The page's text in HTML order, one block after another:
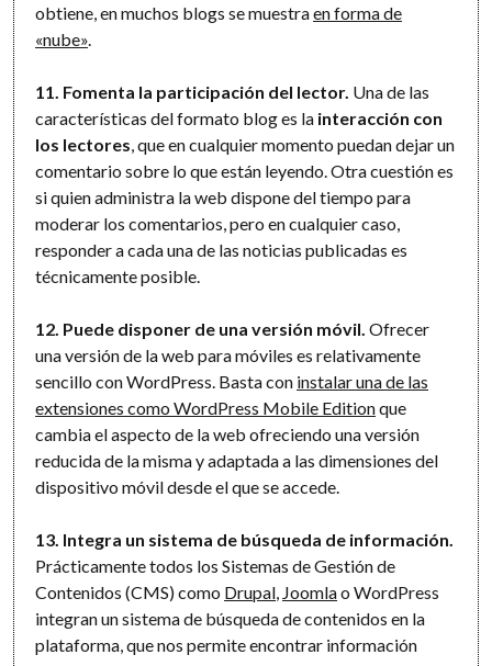
obtiene, en muchos blogs se muestraen forma de
«nube»
11. Fomenta la participación del lector. Una de las
características del formato blog es la interacción con
los lectores , que en cualquier momento puedan dejar un
comentario sobre lo que están leyendo. Otra cuestión es
si quien administra la web dispone del tiempo para
moderar los comentarios, pero en cualquier caso,
responder a cada una de las noticias publicadas es
técnicamente posible.
12. Puede disponer de una versión móvil. Ofrecer
una versión de la web para móviles es relativamente
sencillo con WordPress. Basta con instalar una de las
extensiones como WordPress Mobile Editionque
cambia el aspecto de la web ofreciendo una versión
reducida de la misma y adaptada a las dimensiones del
dispositivo móvil desde el que se accede.
13. Integra un sistema de búsqueda de información.
Prácticamente todos los Sistemas de Gestión de
Contenidos (CMS) como Drupal Joomlao WordPress
integran un sistema de búsqueda de contenidos en la
plataforma, que nos permite encontrar información